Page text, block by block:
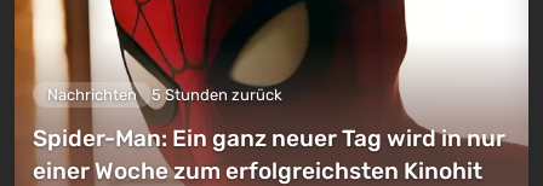
Nachrichten 5 Stunden zurück
Spider-Man: Ein ganz neuer Tag wird in nur
einer Woche zum erfolgreichsten Kinohit